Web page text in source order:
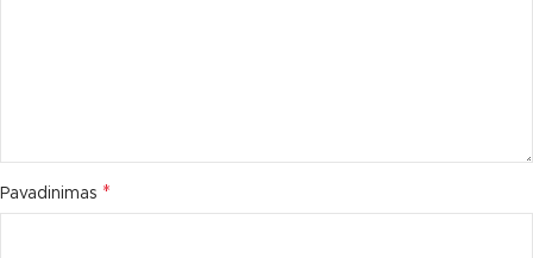
Pavadinimas *